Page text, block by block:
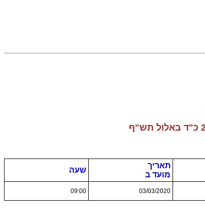
תאריך
מועד ב
שעה
03/03/2020
09:00